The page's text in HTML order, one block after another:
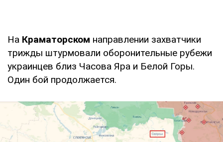
На Краматорском направлении захватчики
трижды штурмовали оборонительные рубежи
украинцев близ Часова Яра и Белой Горы.
Один бой продолжается.